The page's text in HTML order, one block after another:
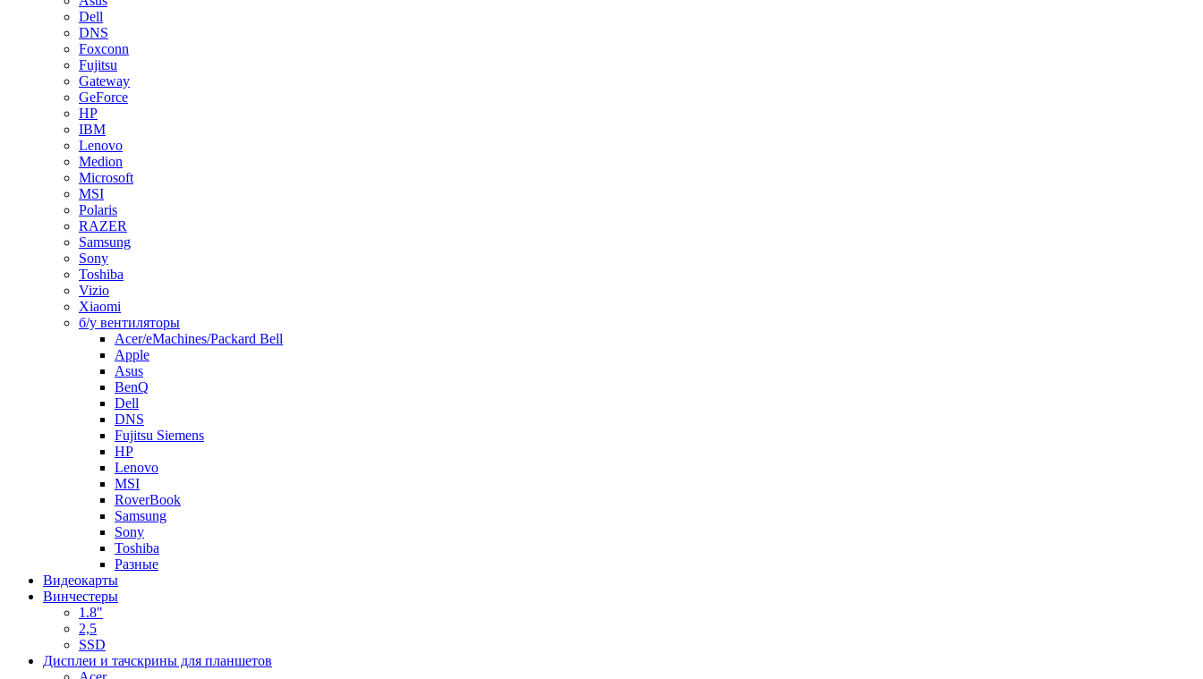
Dell
DNS
Foxconn
Fujitsu
Gateway
GeForce
HP
IBM
Lenovo
Medion
Microsoft
MSI
Polaris
RAZER
Samsung
Sony
Toshiba
Vizio
Xiaomi
б/у вентиляторы
Acer/eMachines/Packard Bell
Apple
Asus
BenQ
Dell
DNS
Fujitsu Siemens
HP
Lenovo
MSI
RoverBook
Samsung
Sony
Toshiba
Разные
Видеокарты
Винчестеры
1.8"
2,5
SSD
Дисплеи и тачскрины для планшетов